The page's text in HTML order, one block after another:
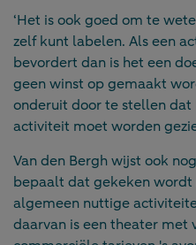
‘Het is ook goed om te
zelf kunt labelen. Als een
bevordert dan is het een
geen winst op gemaakt
onderuit door te stellen
activiteit moet worden
Van den Bergh wijst ook
bepaalt dat gekeken wordt
algemeen nuttige
daarvan is een theater met